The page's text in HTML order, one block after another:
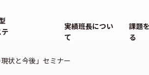
実績班長につい
て
課題
る
状と今後」セミナー